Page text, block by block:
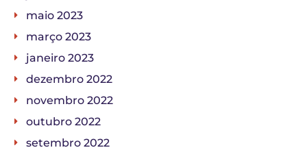
maio 2023
março 2023
janeiro 2023
dezembro 2022
novembro 2022
outubro 2022
setembro 2022